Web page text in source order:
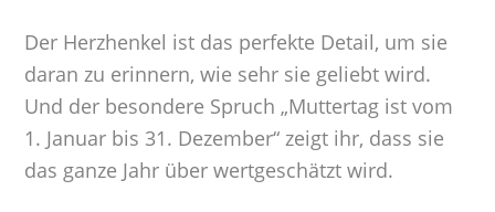
Der Herzhenkel ist das perfekte Detail, um sie
daran zu erinnern, wie sehr sie geliebt wird.
Und der besondere Spruch „Muttertag ist vom
1. Januar bis 31. Dezember“ zeigt ihr, dass sie
das ganze Jahr über wertgeschätzt wird.